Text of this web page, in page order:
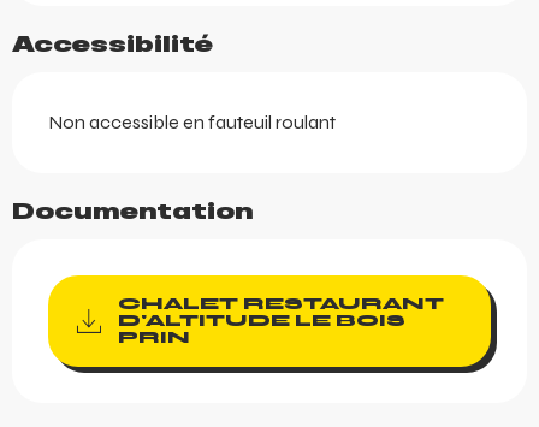
Accessibilité
Non accessible en fauteuil roulant
Documentation
CHALET RESTAURANT
D'ALTITUDE LE BOIS
PRIN